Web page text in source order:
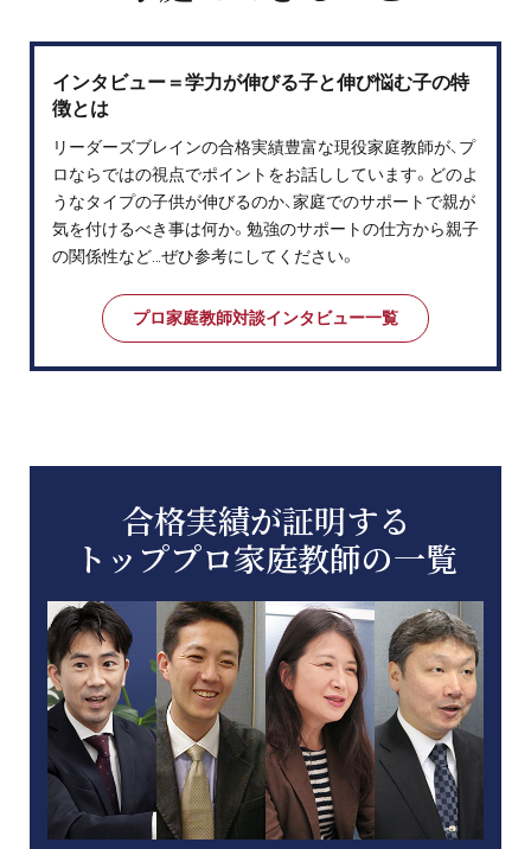
インタビュー＝学力が伸びる子と伸び悩む子の特
徴とは
リーダーズブレインの合格実績豊富な現役家庭教師が、プ
ロならではの視点でポイントをお話ししています。どのよ
うなタイプの子供が伸びるのか、家庭でのサポートで親が
気を付けるべき事は何か。勉強のサポートの仕方から親子
の関係性など…ぜひ参考にしてください。
プロ家庭教師対談インタビュー一覧
合格実績が証明する
トッププロ家庭教師の一覧